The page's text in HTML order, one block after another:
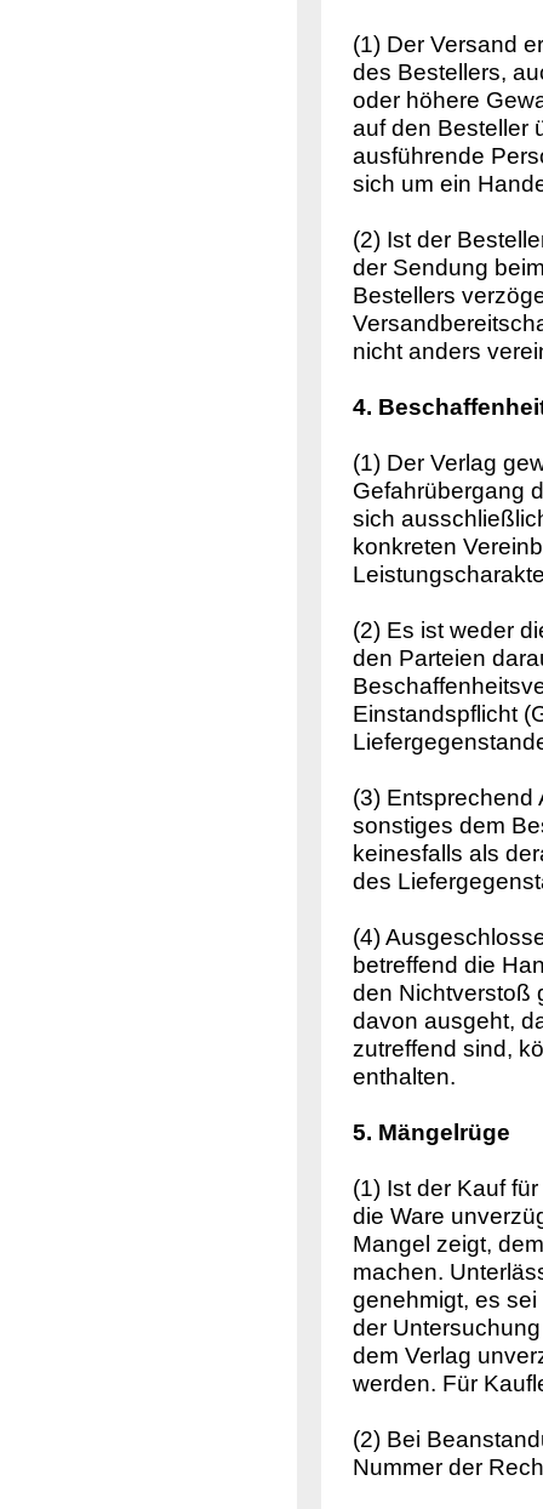
(1) Der Versand
des Bestellers,
oder höhere
auf den Besteller
ausführende
sich um ein
(2) Ist der
der Sendung
Bestellers
nicht anders
4.
(1) Der Verlag
Gefahrübergang
sich
konkreten
(2) Es ist weder
den Parteien
Einstandspflicht
(3) Entsprechend
sonstiges dem
keinesfalls als
des
(4)
betreffend die
den Nichtverstoß
davon ausgeht,
zutreffend sind,
enthalten.
5. Mängelrüge
(1) Ist der Kauf
die Ware
Mangel zeigt,
machen.
genehmigt, es
der
dem Verlag
werden. Für
(2) Bei
Nummer der